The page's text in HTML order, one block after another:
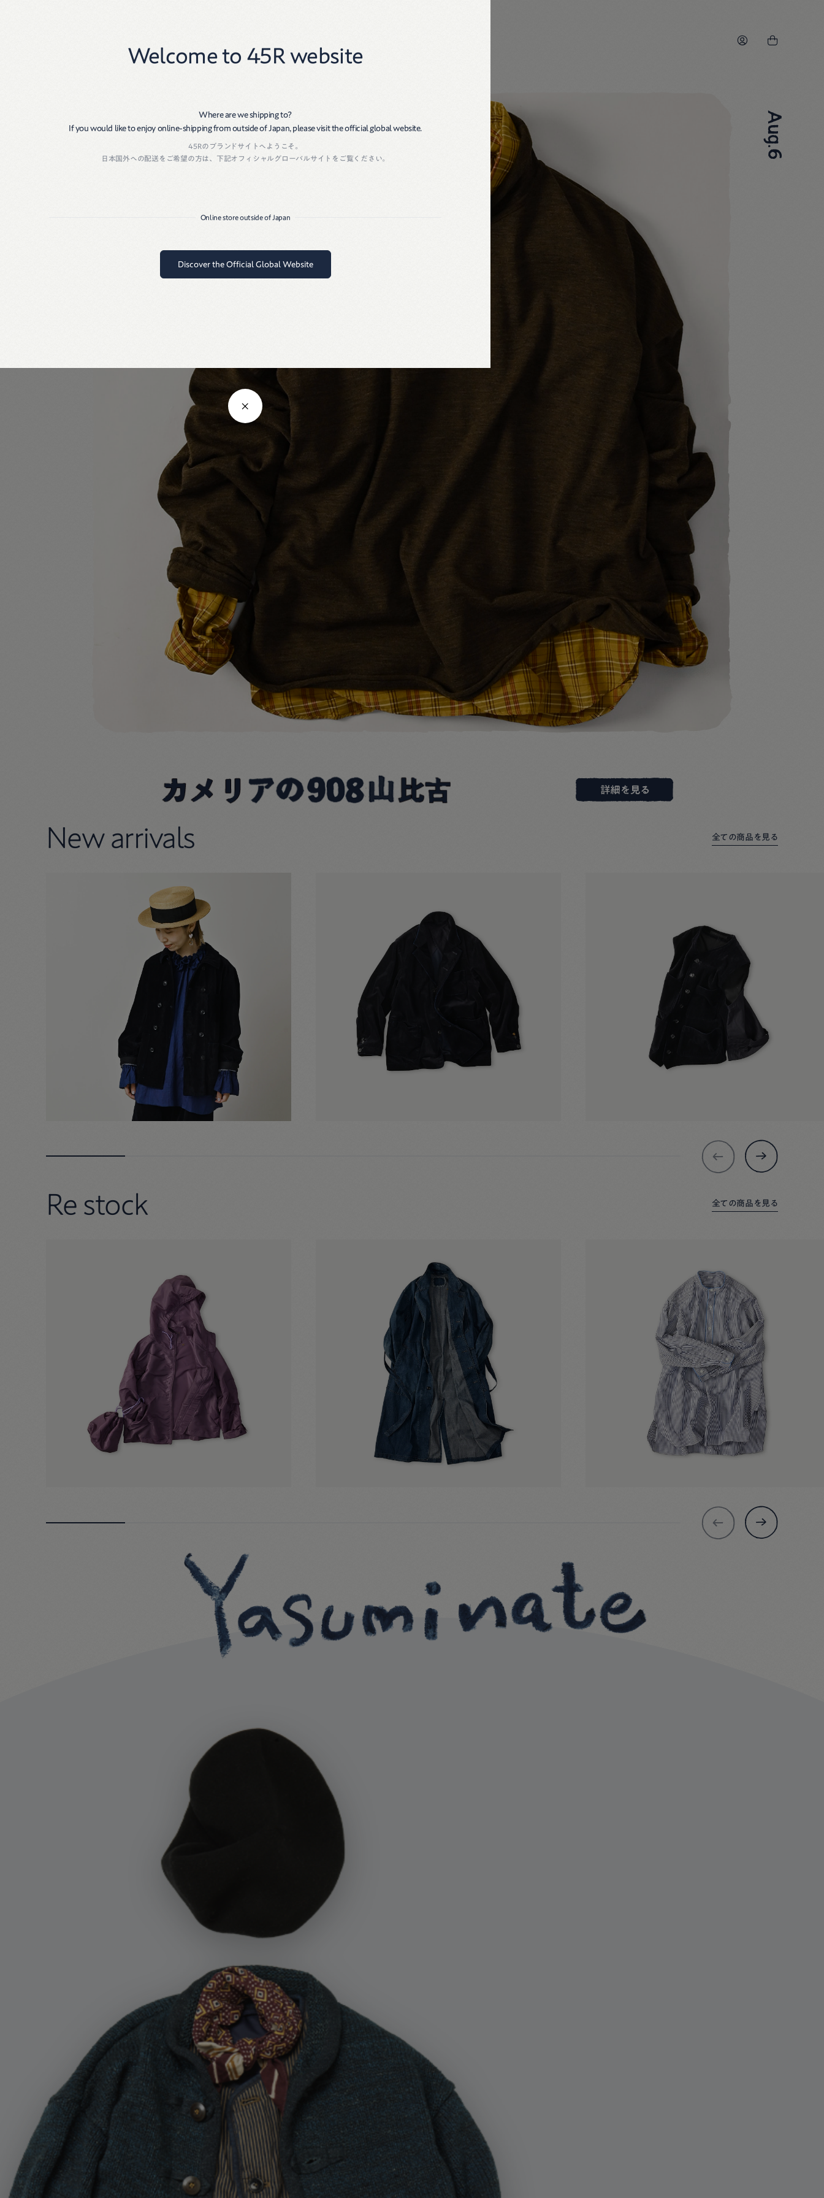
New arrivals 全ての商品を見る
Re stock 全ての商品を見る
Welcome to 45R website
Where are we shipping to?
If you would like to enjoy online-shipping from outside of Japan, please visit the official global website.
45Rのブランドサイトへようこそ。
日本国外への配送をご希望の方は、下記オフィシャルグローバルサイトをご覧ください。
Online store outside of Japan
Discover the Official Global Website